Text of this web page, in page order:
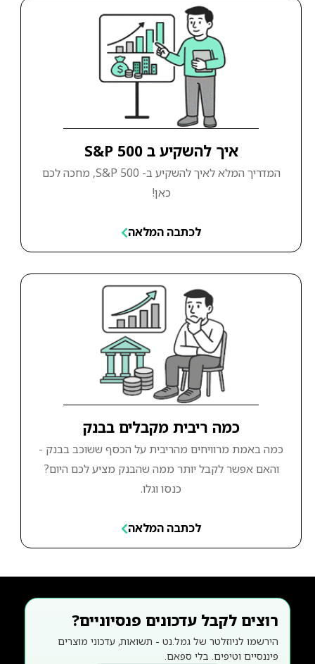
איך להשקיע ב S&P 500
המדריך המלא לאיך להשקיע ב- S&P 500, מחכה לכם
כאן!
לכתבה המלאה
כמה ריבית מקבלים בבנק
כמה באמת מרוויחים מהריבית על הכסף ששוכב בבנק -
והאם אפשר לקבל יותר ממה שהבנק מציע לכם היום?
כנסו וגלו.
לכתבה המלאה
רוצים לקבל עדכונים פנסיוניים?
הירשמו לניוזלטר של גמל.נט - תשואות, עדכוני מוצרים
פיננסיים וטיפים. בלי ספאם.